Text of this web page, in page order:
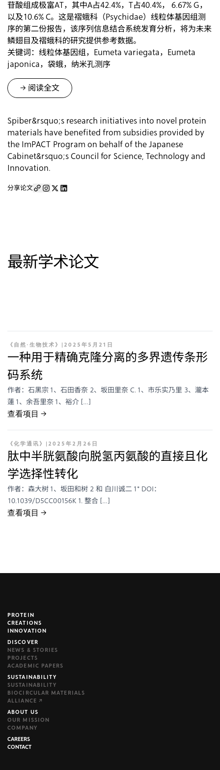
苷酸组成极富AT，其中A占42.4%，T占40.4%， 6.67% G，
以及10.6% C。这是褶蛾科（Psychidae）线粒体基因组测
序的第二份报告，该序列信息结合系统发育分析，将为未来
鳞翅目及褶蛾科的研究提供参考数据。
关键词：线粒体基因组，Eumeta variegata，Eumeta
japonica，袋蛾，纳米孔测序
-> 阅读全文
Spiber&rsquo;s research initiatives into novel protein
materials have benefited from subsidies provided by
the ImPACT Program on behalf of the Japanese
Cabinet&rsquo;s Council for Science, Technology and
Innovation.
分享论文
最新学术论文
《自然·生物技术》 | 2025年5月21日
一种用于精确克隆分离的多界遗传条形
码系统
作者：石黑宗 1、石田香奈 2、坂田里奈 C. 1、市乐实乃里 3、瀧本
蓮 1、余吾里奈 1、裕介 […]
查看项目 →
《化学通讯》 | 2025年2月26日
肽中半胱氨酸向脱氢丙氨酸的直接且化
学选择性转化
作者：森大树 1、坂田和树 2 和 白川诚二 1* DOI：
10.1039/D5CC00156K 1. 整合 […]
查看项目 →
brijr/components
PROTEIN
CREATIONS
INNOVATION
DISCOVER
NEWS & STORIES
PROJECTS
ACADEMIC PAPERS
SUSTAINABILITY
SUSTAINABILITY
BIOCIRCULAR MATERIALS
ALLIANCE ↗
ABOUT US
OUR MISSION
COMPANY
CAREERS
CONTACT